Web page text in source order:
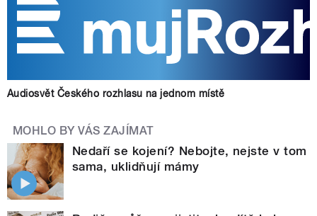
Audiosvět Českého rozhlasu na jednom místě
MOHLO BY VÁS ZAJÍMAT
Nedaří se kojení? Nebojte, nejste v tom
sama, uklidňují mámy